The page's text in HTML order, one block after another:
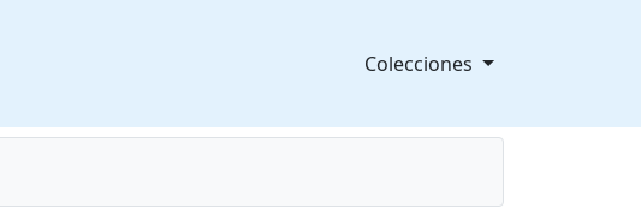
Colecciones